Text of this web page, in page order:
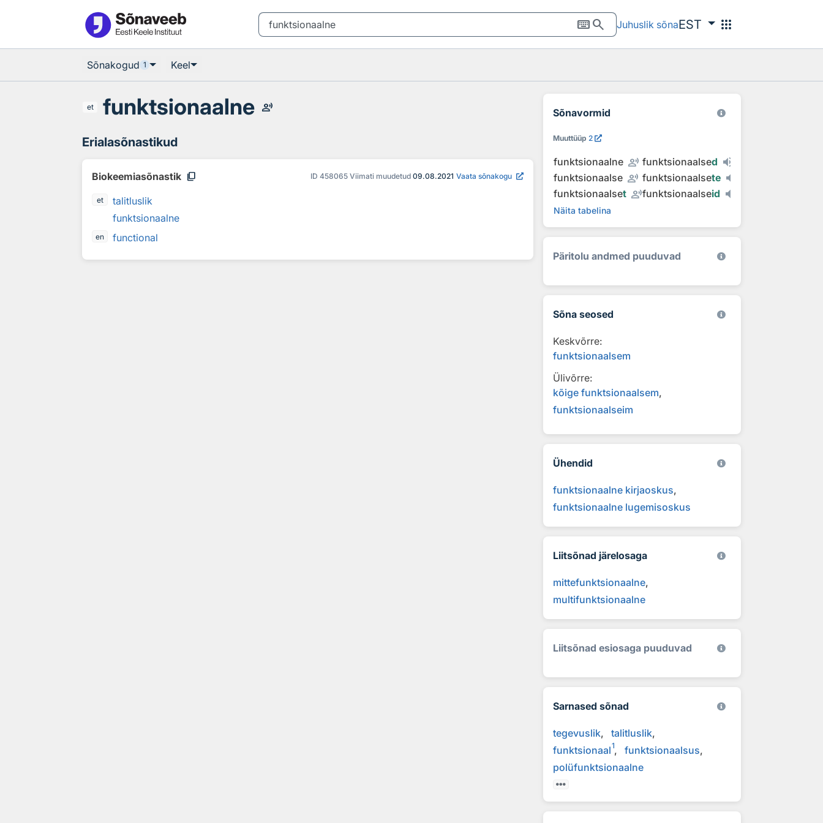
keyboardsearch Juhuslik sõnaEST apps
Sõnakogud 1 Keel
et funktsionaalne record_voice_over
Erialasõnastikud
Biokeemiasõnastik content_copy ID 458065 Viimati muudetud 09.08.2021 Vaata sõnakogu
et
talitluslik
funktsionaalne
en functional
Sõnavormid
Muuttüüp 2
funktsionaalne record_voice_over funktsionaalsed
funktsionaalse record_voice_over funktsionaalsete
funktsionaalset record_voice_overfunktsionaalseid
Näita tabelina
Päritolu andmed puuduvad
Sõna seosed
Keskvõrre:
funktsionaalsem
Ülivõrre:
kõige funktsionaalsem
funktsionaalseim
Ühendid
funktsionaalne kirjaoskus
funktsionaalne lugemisoskus
Liitsõnad järelosaga
mittefunktsionaalne
multifunktsionaalne
Liitsõnad esiosaga puuduvad
Sarnased sõnad
tegevuslik
talitluslik
funktsionaal1
funktsionaalsus
polüfunktsionaalne